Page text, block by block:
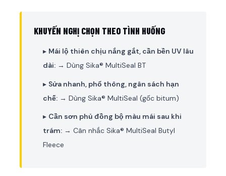
KHUYẾN NGHỊ CHỌN THEO TÌNH HUỐNG
▸ Mái lộ thiên chịu nắng gắt, cần bền UV lâu
dài: → Dùng Sika® MultiSeal BT
▸ Sửa nhanh, phổ thông, ngân sách hạn
chế: → Dùng Sika® MultiSeal (gốc bitum)
▸ Cần sơn phủ đồng bộ màu mái sau khi
trám: → Cân nhắc Sika® MultiSeal Butyl
Fleece